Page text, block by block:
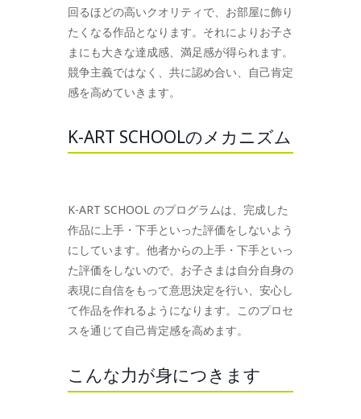
回るほどの高いクオリティで、お部屋に飾り
たくなる作品となります。それによりお子さ
まにも大きな達成感、満足感が得られます。
競争主義ではなく、共に認め合い、自己肯定
感を高めていきます。
K-ART SCHOOLのメカニズム
K-ART SCHOOL のプログラムは、完成した
作品に上手・下手といった評価をしないよう
にしています。他者からの上手・下手といっ
た評価をしないので、お子さまは自分自身の
表現に自信をもって意思決定を行い、安心し
て作品を作れるようになります。このプロセ
スを通じて自己肯定感を高めます。
こんな力が身につきます